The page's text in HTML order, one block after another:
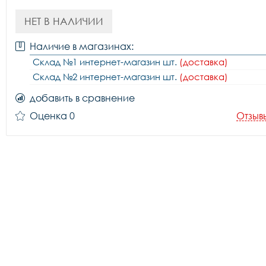
НЕТ В НАЛИЧИИ
Наличие в магазинах:
Склад №1 интернет-магазин шт. (доставка)
Склад №2 интернет-магазин шт. (доставка)
добавить в сравнение
Оценка 0